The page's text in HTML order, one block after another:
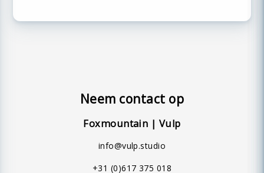
Neem contact op
Foxmountain | Vulp
info@vulp.studio
+31 (0)617 375 018